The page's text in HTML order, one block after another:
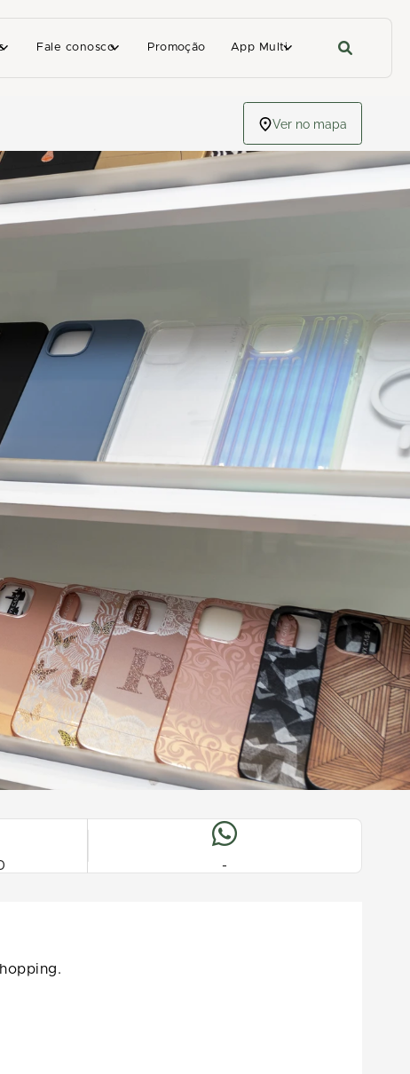
Fale conosco Promoção App Multi
Ver no mapa
-